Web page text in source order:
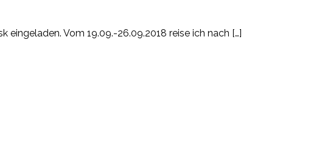
eingeladen. Vom 19.09.-26.09.2018 reise ich nach […]